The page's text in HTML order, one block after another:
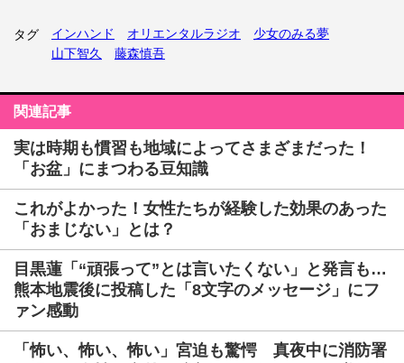
タグ インハンド オリエンタルラジオ
少女のみる夢
山下智久
藤森慎吾
関連記事
実は時期も慣習も地域によってさまざまだった！
「お盆」にまつわる豆知識
これがよかった！女性たちが経験した効果のあった
「おまじない」とは？
目黒蓮「“頑張って”とは言いたくない」と発言も…
熊本地震後に投稿した「8文字のメッセージ」にフ
ァン感動
「怖い、怖い、怖い」宮迫も驚愕 真夜中に消防署